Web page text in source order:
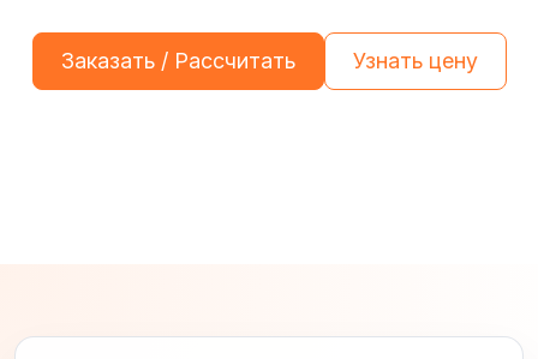
Заказать / Рассчитать Узнать цену